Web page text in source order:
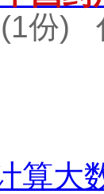
(1份)
算大